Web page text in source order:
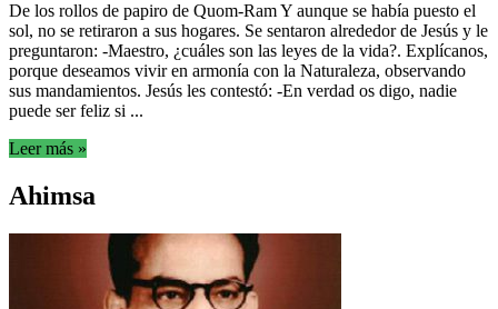
De los rollos de papiro de Quom-Ram Y aunque se había puesto el
sol, no se retiraron a sus hogares. Se sentaron alrededor de Jesús y le
preguntaron: -Maestro, ¿cuáles son las leyes de la vida?. Explícanos,
porque deseamos vivir en armonía con la Naturaleza, observando
sus mandamientos. Jesús les contestó: -En verdad os digo, nadie
puede ser feliz si ...
Leer más »
Ahimsa